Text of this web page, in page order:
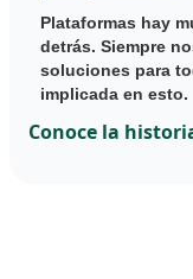
Plataformas hay
detrás. Siempre
soluciones para
implicada en esto.
Conoce la